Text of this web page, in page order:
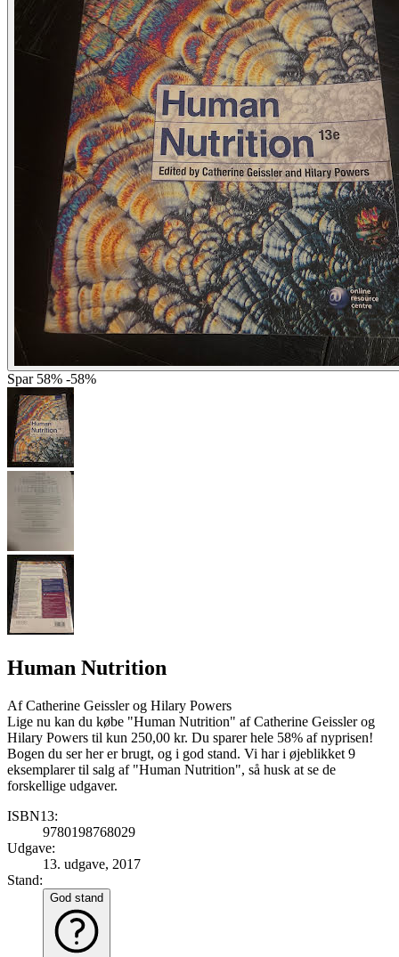
Spar 58% -58%
Human Nutrition
AfCatherine Geissler og Hilary Powers
Lige nu kan du købe "Human Nutrition" af Catherine Geissler og
Hilary Powers til kun 250,00 kr. Du sparer hele 58% af nyprisen!
Bogen du ser her er brugt, og i god stand. Vi har i øjeblikket 9
eksemplarer til salg af "Human Nutrition", så husk at se de
forskellige udgaver.
ISBN13:
9780198768029
Udgave:
13. udgave, 2017
Stand:
God stand